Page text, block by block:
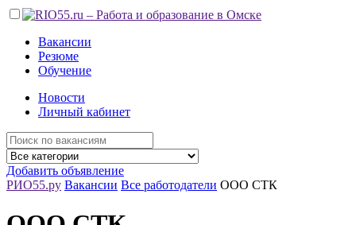
Вакансии
Резюме
Обучение
Новости
Личный кабинет
Добавить объявление
РИО55.ру Вакансии Все работодатели ООО СТК